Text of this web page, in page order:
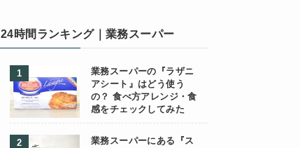
24時間ランキング｜業務スーパー
業務スーパーの『ラザニ
アシート』はどう使う
の？ 食べ方アレンジ・食
感をチェックしてみた
業務スーパーにある『ス